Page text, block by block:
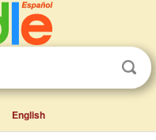
English